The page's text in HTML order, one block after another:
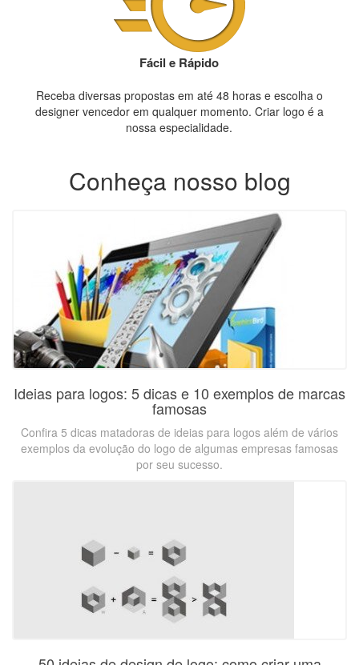
Fácil e Rápido
Receba diversas propostas em até 48 horas e escolha o
designer vencedor em qualquer momento. Criar logo é a
nossa especialidade.
Conheça nosso blog
Ideias para logos: 5 dicas e 10 exemplos de marcas
famosas
Confira 5 dicas matadoras de ideias para logos além de vários
exemplos da evolução do logo de algumas empresas famosas
por seu sucesso.